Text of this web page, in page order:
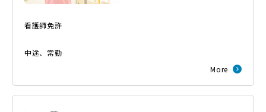
看護師免許
中途、 常勤
More